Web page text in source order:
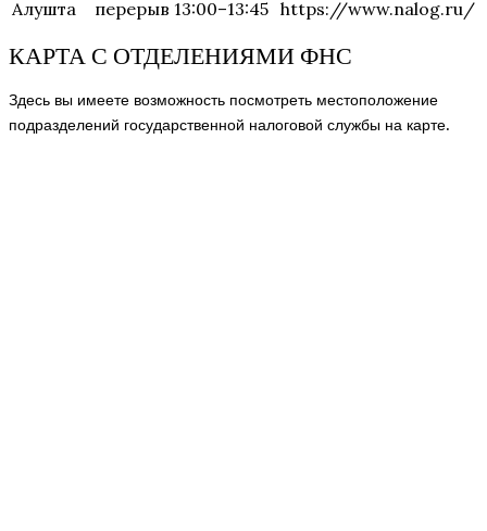
Алушта перерыв 13:00–13:45 https://www.nalog.ru/
КАРТА С ОТДЕЛЕНИЯМИ ФНС
Здесь вы имеете возможность посмотреть местоположение
подразделений государственной налоговой службы на карте.